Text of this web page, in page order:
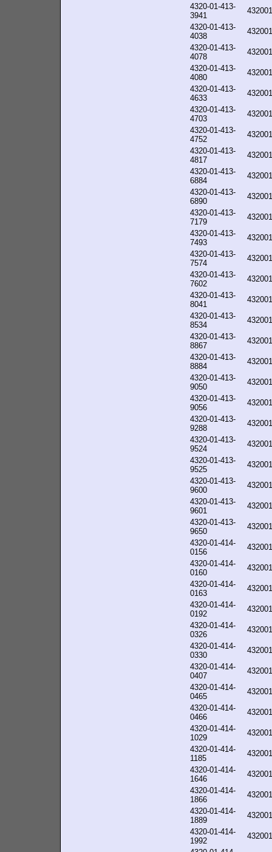
4320-01-413-
3941
4320-01-413-
4038
4320-01-413-
4078
4320-01-413-
4080
4320-01-413-
4633
4320-01-413-
4703
4320-01-413-
4752
4320-01-413-
4817
4320-01-413-
6884
4320-01-413-
6890
4320-01-413-
7179
4320-01-413-
7493
4320-01-413-
7574
4320-01-413-
7602
4320-01-413-
8041
4320-01-413-
8534
4320-01-413-
8867
4320-01-413-
8884
4320-01-413-
9050
4320-01-413-
9056
4320-01-413-
9288
4320-01-413-
9524
4320-01-413-
9525
4320-01-413-
9600
4320-01-413-
9601
4320-01-413-
9650
4320-01-414-
0156
4320-01-414-
0160
4320-01-414-
0163
4320-01-414-
0192
4320-01-414-
0326
4320-01-414-
0330
4320-01-414-
0407
4320-01-414-
0465
4320-01-414-
0466
4320-01-414-
1029
4320-01-414-
1185
4320-01-414-
1646
4320-01-414-
1866
4320-01-414-
1889
4320-01-414-
1992